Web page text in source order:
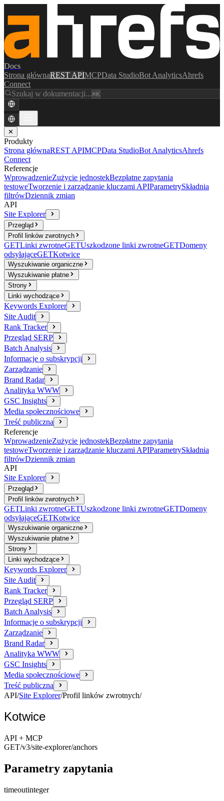
Docs
Strona głównaREST APIMCPData StudioBot AnalyticsAhrefs
Connect
Szukaj w dokumentacji...⌘K
✕
Produkty
Strona głównaREST APIMCPData StudioBot AnalyticsAhrefs
Connect
Referencje
WprowadzenieZużycie jednostekBezpłatne zapytania
testoweTworzenie i zarządzanie kluczami APIParametrySkładnia
filtrówDziennik zmian
API
Site Explorer
Przegląd
Profil linków zwrotnych
GETLinki zwrotneGETUszkodzone linki zwrotneGETDomeny
odsyłająceGETKotwice
Wyszukiwanie organiczne
Wyszukiwanie płatne
Strony
Linki wychodzące
Keywords Explorer
Site Audit
Rank Tracker
Przegląd SERP
Batch Analysis
Informacje o subskrypcji
Zarządzanie
Brand Radar
Analityka WWW
GSC Insights
Media społecznościowe
Treść publiczna
Referencje
WprowadzenieZużycie jednostekBezpłatne zapytania
testoweTworzenie i zarządzanie kluczami APIParametrySkładnia
filtrówDziennik zmian
API
Site Explorer
Przegląd
Profil linków zwrotnych
GETLinki zwrotneGETUszkodzone linki zwrotneGETDomeny
odsyłająceGETKotwice
Wyszukiwanie organiczne
Wyszukiwanie płatne
Strony
Linki wychodzące
Keywords Explorer
Site Audit
Rank Tracker
Przegląd SERP
Batch Analysis
Informacje o subskrypcji
Zarządzanie
Brand Radar
Analityka WWW
GSC Insights
Media społecznościowe
Treść publiczna
API/Site Explorer/Profil linków zwrotnych/
Kotwice
API + MCP
GET/v3/site-explorer/anchors
Parametry zapytania
timeoutinteger